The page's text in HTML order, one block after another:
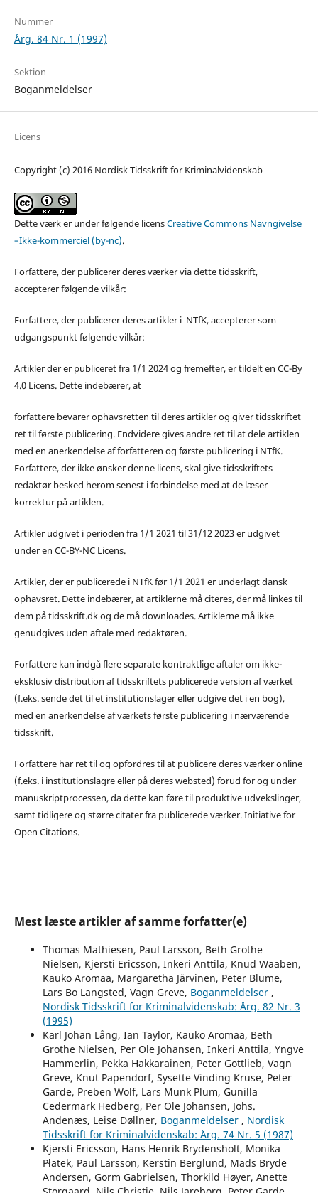
Nummer
Årg. 84 Nr. 1 (1997)
Sektion
Boganmeldelser
Licens
Copyright (c) 2016 Nordisk Tidsskrift for Kriminalvidenskab
Dette værk er under følgende licensCreative Commons Navngivelse
–Ikke-kommerciel (by-nc).
Forfattere, der publicerer deres værker via dette tidsskrift,
accepterer følgende vilkår:
Forfattere, der publicerer deres artikler i NTfK, accepterer som
udgangspunkt følgende vilkår:
Artikler der er publiceret fra 1/1 2024 og fremefter, er tildelt en CC-By
4.0 Licens. Dette indebærer, at
forfattere bevarer ophavsretten til deres artikler og giver tidsskriftet
ret til første publicering. Endvidere gives andre ret til at dele artiklen
med en anerkendelse af forfatteren og første publicering i NTfK.
Forfattere, der ikke ønsker denne licens, skal give tidsskriftets
redaktør besked herom senest i forbindelse med at de læser
korrektur på artiklen.
Artikler udgivet i perioden fra 1/1 2021 til 31/12 2023 er udgivet
under en CC-BY-NC Licens.
Artikler, der er publicerede i NTfK før 1/1 2021 er underlagt dansk
ophavsret. Dette indebærer, at artiklerne må citeres, der må linkes til
dem på tidsskrift.dk og de må downloades. Artiklerne må ikke
genudgives uden aftale med redaktøren.
Forfattere kan indgå flere separate kontraktlige aftaler om ikke-
eksklusiv distribution af tidsskriftets publicerede version af værket
(f.eks. sende det til et institutionslager eller udgive det i en bog),
med en anerkendelse af værkets første publicering i nærværende
tidsskrift.
Forfattere har ret til og opfordres til at publicere deres værker online
(f.eks. i institutionslagre eller på deres websted) forud for og under
manuskriptprocessen, da dette kan føre til produktive udvekslinger,
samt tidligere og større citater fra publicerede værker. Initiative for
Open Citations.
Mest læste artikler af samme forfatter(e)
Thomas Mathiesen, Paul Larsson, Beth Grothe
Nielsen, Kjersti Ericsson, Inkeri Anttila, Knud Waaben,
Kauko Aromaa, Margaretha Järvinen, Peter Blume,
Lars Bo Langsted, Vagn Greve, Boganmeldelser ,
Nordisk Tidsskrift for Kriminalvidenskab: Årg. 82 Nr. 3
(1995)
Karl Johan Lång, Ian Taylor, Kauko Aromaa, Beth
Grothe Nielsen, Per Ole Johansen, Inkeri Anttila, Yngve
Hammerlin, Pekka Hakkarainen, Peter Gottlieb, Vagn
Greve, Knut Papendorf, Sysette Vinding Kruse, Peter
Garde, Preben Wolf, Lars Munk Plum, Gunilla
Cedermark Hedberg, Per Ole Johansen, Johs.
Andenæs, Leise Døllner, Boganmeldelser , Nordisk
Tidsskrift for Kriminalvidenskab: Årg. 74 Nr. 5 (1987)
Kjersti Ericsson, Hans Henrik Brydensholt, Monika
Płatek, Paul Larsson, Kerstin Berglund, Mads Bryde
Andersen, Gorm Gabrielsen, Thorkild Høyer, Anette